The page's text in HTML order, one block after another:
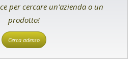
per cercare un'azienda o un
prodotto!
Cerca adesso